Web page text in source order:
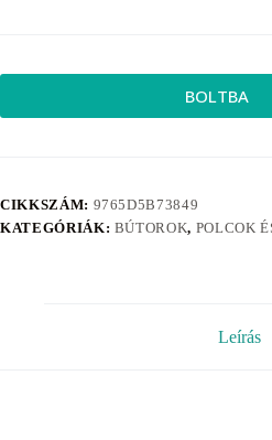
BOLTBA
CIKKSZÁM: 9765D5B73849
KATEGÓRIÁK: BÚTOROK, POLCOK
Leírás